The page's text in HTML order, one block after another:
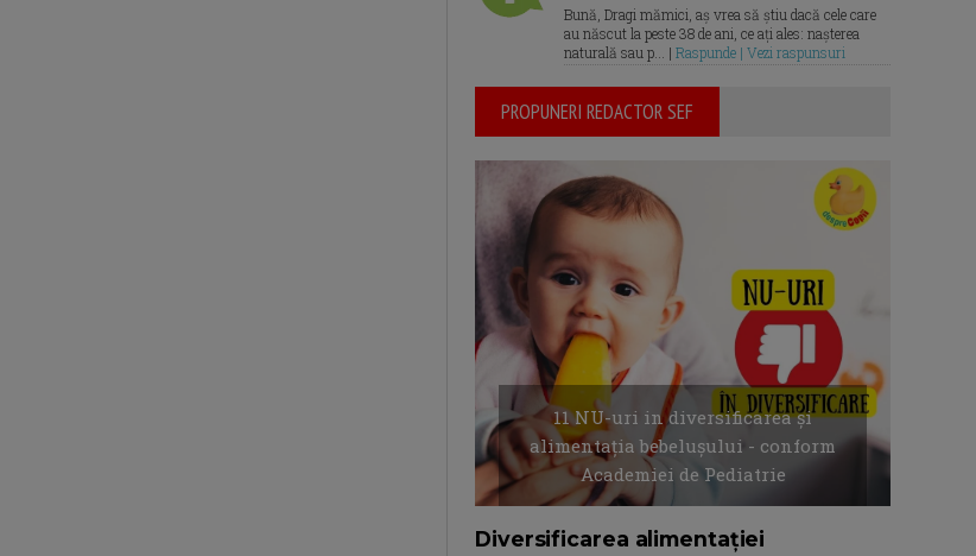
Bună, Dragi mămici, aș vrea să știu dacă cele care
au născut la peste 38 de ani, ce ați ales: nașterea
naturală sau p... | Raspunde | Vezi raspunsuri
PROPUNERI REDACTOR SEF
11 NU-uri in diversificarea și
alimentația bebelușului - conform
Academiei de Pediatrie
Diversificarea alimentației